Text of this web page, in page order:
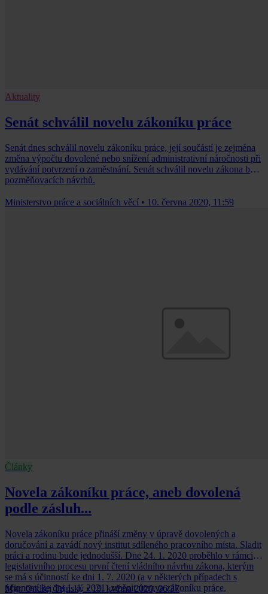
Aktuality
Senát schválil novelu zákoníku práce
Senát dnes schválil novelu zákoníku práce, její součástí je zejména
změna výpočtu dovolené nebo snížení administrativní náročnosti při
vydávání potvrzení o zaměstnání. Senát schválil novelu zákona bez
pozměňovacích návrhů.
Ministerstvo práce a sociálních věcí • 10. června 2020, 11:59
Články
Novela zákoníku práce, aneb dovolená
podle zásluh...
Novela zákoníku práce přináší změny v úpravě dovolených a
doručování a zavádí nový institut sdíleného pracovního místa. Sladit
práci a rodinu bude jednodušší. Dne 24. 1. 2020 proběhlo v rámci
legislativního procesu první čtení vládního návrhu zákona, kterým
se má s účinností ke dni 1. 7. 2020 (a v některých případech s
účinností ke dni 1. 1. 2021) změnit úprava zákoníku práce.
Mgr. Ondřej Tejnský • 19. května 2020, 06:37